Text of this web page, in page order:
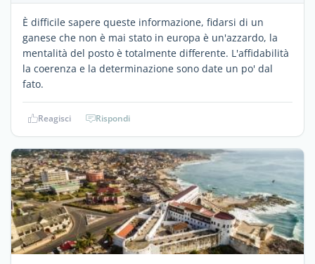
È difficile sapere queste informazione, fidarsi di un
ganese che non è mai stato in europa è un'azzardo, la
mentalità del posto è totalmente differente. L'affidabilità
la coerenza e la determinazione sono date un po' dal
fato.
Reagisci Rispondi